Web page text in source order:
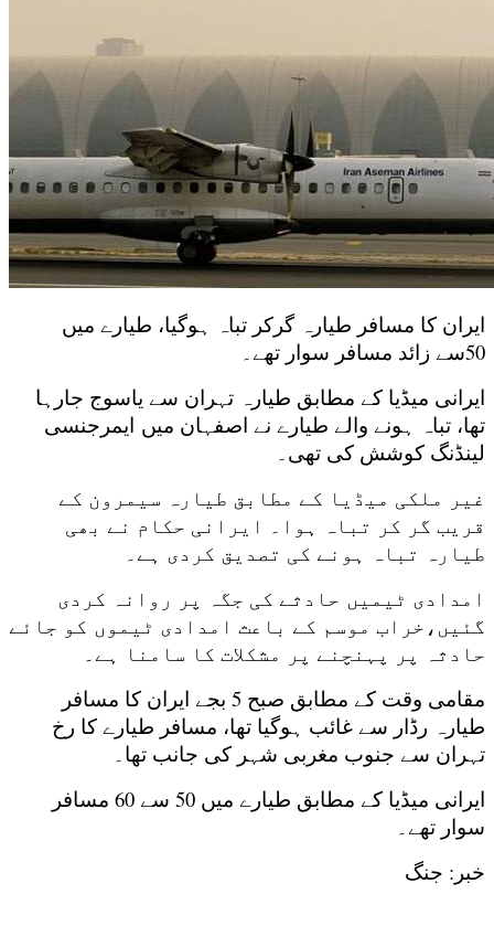
ایران کا مسافر طیارہ گرکر تباہ ہوگیا، طیارے میں
50سے زائد مسافر سوار تھے۔
ایرانی میڈیا کے مطابق طیارہ تہران سے یاسوج جارہا
تھا، تباہ ہونے والے طیارے نے اصفہان میں ایمرجنسی
لینڈنگ کوشش کی تھی۔
غیر ملکی میڈیا کے مطابق طیارہ سیمرون کے
قریب گر کر تباہ ہوا۔ ایرانی حکام نے بھی
طیارہ تباہ ہونے کی تصدیق کردی ہے۔
امدادی ٹیمیں حادثے کی جگہ پر روانہ کردی
گئیں،خراب موسم کے باعث امدادی ٹیموں کو جائے
حادثہ پر پہنچنے پر مشکلات کا سامنا ہے۔
مقامی وقت کے مطابق صبح 5 بجے ایران کا مسافر
طیارہ رڈار سے غائب ہوگیا تھا، مسافر طیارے کا رخ
تہران سے جنوب مغربی شہر کی جانب تھا۔
ایرانی میڈیا کے مطابق طیارے میں 50 سے 60 مسافر
سوار تھے۔
خبر: جنگ